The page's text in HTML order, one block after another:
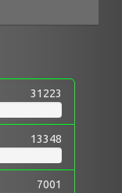
31223
13348
7001